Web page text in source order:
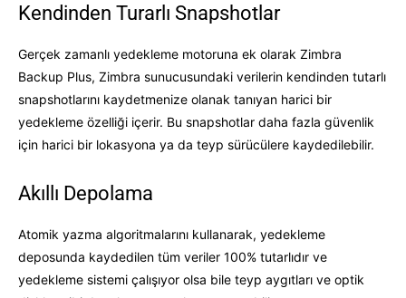
Kendinden Turarlı Snapshotlar
Gerçek zamanlı yedekleme motoruna ek olarak Zimbra
Backup Plus, Zimbra sunucusundaki verilerin kendinden tutarlı
snapshotlarını kaydetmenize olanak tanıyan harici bir
yedekleme özelliği içerir. Bu snapshotlar daha fazla güvenlik
için harici bir lokasyona ya da teyp sürücülere kaydedilebilir.
Akıllı Depolama
Atomik yazma algoritmalarını kullanarak, yedekleme
deposunda kaydedilen tüm veriler 100% tutarlıdır ve
yedekleme sistemi çalışıyor olsa bile teyp aygıtları ve optik